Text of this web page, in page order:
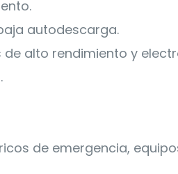
autodescarga.
de alto rendimiento y
de emergencia,